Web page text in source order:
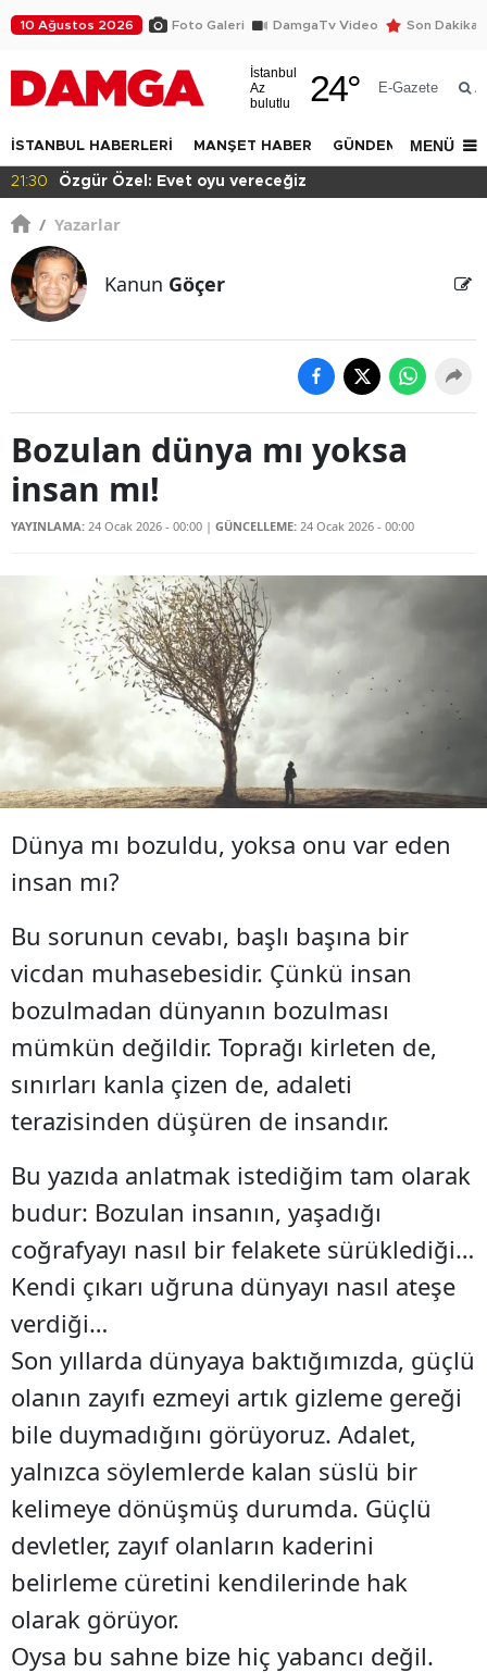
10 Ağustos 2026 Foto Galeri DamgaTv Video Son Dakika
İstanbul
Az
bulutlu
24° E-Gazete
İSTANBUL HABERLERİ MANŞET HABER GÜNDEM DÜNYA
MENÜ
21:28 Erdoğan'ın cumhurbaşkanlığında 12. yılı
/ Yazarlar
Kanun Göçer
Bozulan dünya mı yoksa
insan mı!
YAYINLAMA: 24 Ocak 2026 - 00:00 | GÜNCELLEME: 24 Ocak 2026 - 00:00
Dünya mı bozuldu, yoksa onu var eden
insan mı?
Bu sorunun cevabı, başlı başına bir
vicdan muhasebesidir. Çünkü insan
bozulmadan dünyanın bozulması
mümkün değildir. Toprağı kirleten de,
sınırları kanla çizen de, adaleti
terazisinden düşüren de insandır.
Bu yazıda anlatmak istediğim tam olarak
budur: Bozulan insanın, yaşadığı
coğrafyayı nasıl bir felakete sürüklediği…
Kendi çıkarı uğruna dünyayı nasıl ateşe
verdiği…
Son yıllarda dünyaya baktığımızda, güçlü
olanın zayıfı ezmeyi artık gizleme gereği
bile duymadığını görüyoruz. Adalet,
yalnızca söylemlerde kalan süslü bir
kelimeye dönüşmüş durumda. Güçlü
devletler, zayıf olanların kaderini
belirleme cüretini kendilerinde hak
olarak görüyor.
Oysa bu sahne bize hiç yabancı değil.